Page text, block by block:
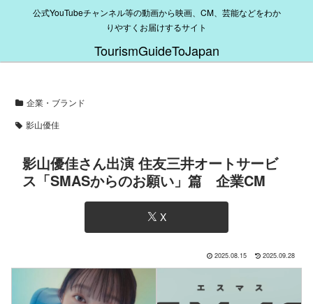
公式YouTubeチャンネル等の動画から映画、CM、芸能などをわか
りやすくお届けするサイト
TourismGuideToJapan
企業・ブランド
影山優佳
影山優佳さん出演 住友三井オートサービ
ス「SMASからのお願い」篇 企業CM
X
2025.08.15 2025.09.28